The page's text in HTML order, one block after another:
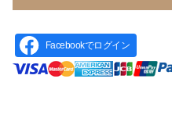
Facebookでログイン